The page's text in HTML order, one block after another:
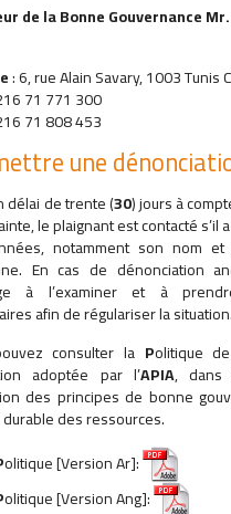
de la Bonne Gouvernance
: 6, rue Alain Savary, 1003 Tunis
71 771 300
71 808 453
une
délai de trente (30) jours à
le plaignant est contacté s’il
notamment son nom
En cas de dénonciation
à l’examiner et à
afin de régulariser la situation.
consulter la Politique de
adoptée par l’APIA,
des principes de bonne
des ressources.
olitique [Version Ar]:
olitique [Version Ang]: